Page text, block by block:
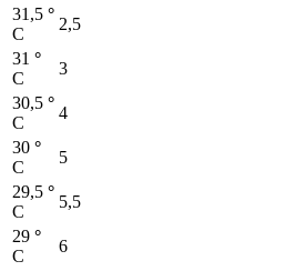
31,5 °
C
2,5
31 °
C
3
30,5 °
C
4
30 °
C
5
29,5 °
C
5,5
29 °
C
6